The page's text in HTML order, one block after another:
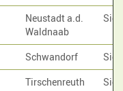
Neustadt a.d.
Waldnaab
Schwandorf
Tirschenreuth